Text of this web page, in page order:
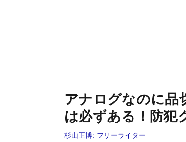
アナログなのに
は必ずある！防犯
杉山正博: フリーライター